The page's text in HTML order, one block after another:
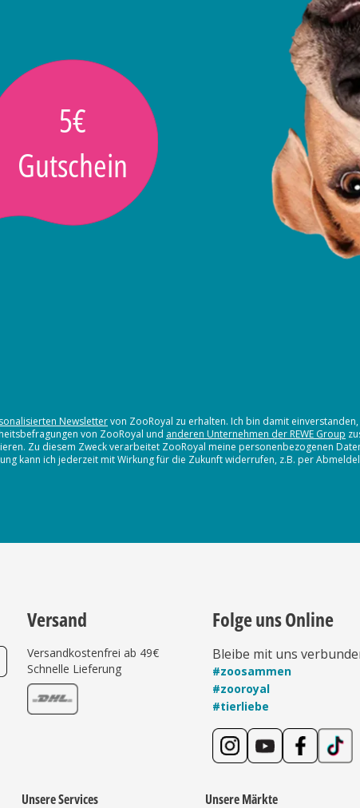
5€
Gutschein
Newslettervon ZooRoyal zu erhalten. Ich bin damit
von ZooRoyal und anderen Unternehmen der REWE Group
Zu diesem Zweck verarbeitet ZooRoyal meine personenbezogenen
kann ich jederzeit mit Wirkung für die Zukunft widerrufen, z.B. per
Versand
Versandkostenfrei ab 49€
Schnelle Lieferung
Folge uns Online
Bleibe mit uns
#zoosammen
#zooroyal
#tierliebe
Unsere Services Unsere Märkte